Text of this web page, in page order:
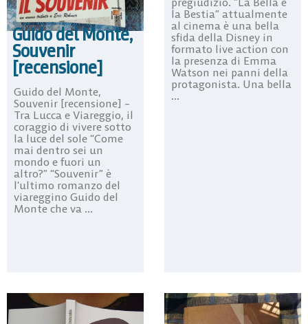
Guido del Monte,
Souvenir
[recensione]
Guido del Monte,
Souvenir [recensione] –
Tra Lucca e Viareggio, il
coraggio di vivere sotto
la luce del sole “Come
mai dentro sei un
mondo e fuori un
altro?” “Souvenir” è
l’ultimo romanzo del
viareggino Guido del
Monte che va ...
la Bestia” attualmente
al cinema è una bella
sfida della Disney in
formato live action con
la presenza di Emma
Watson nei panni della
protagonista. Una bella
...